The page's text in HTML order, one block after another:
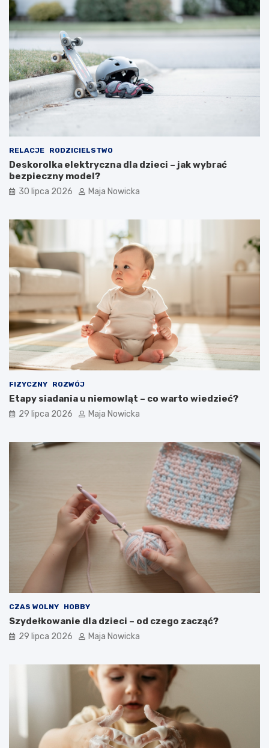
RELACJE RODZICIELSTWO
Deskorolka elektryczna dla dzieci – jak wybrać
bezpieczny model?
30 lipca 2026 Maja Nowicka
FIZYCZNY ROZWÓJ
Etapy siadania u niemowląt – co warto wiedzieć?
29 lipca 2026 Maja Nowicka
CZAS WOLNY HOBBY
Szydełkowanie dla dzieci – od czego zacząć?
29 lipca 2026 Maja Nowicka